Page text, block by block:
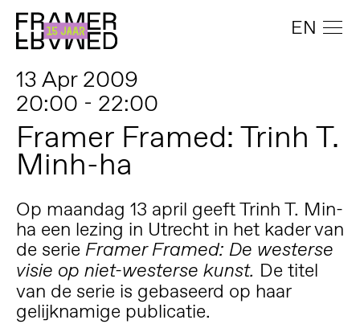
EN
13 Apr 2009
20:00 - 22:00
Framer Framed: Trinh T.
Minh-ha
Op maandag 13 april geeft Trinh T. Min-
ha een lezing in Utrecht in het kader van
de serie Framer Framed: De westerse
visie op niet-westerse kunst. De titel
van de serie is gebaseerd op haar
gelijknamige publicatie.